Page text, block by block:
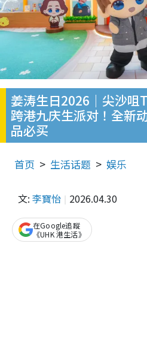
姜涛生日2026｜尖沙咀
跨港九庆生派对！全新
品必买
首页 生活话题 娱乐
文: 李寶怡 2026.04.30
在Google追蹤
《UHK 港生活》